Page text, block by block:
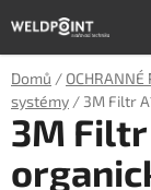
na
obsah
Domů / OCHRANNÉ
systémy / 3M Filtr
3M